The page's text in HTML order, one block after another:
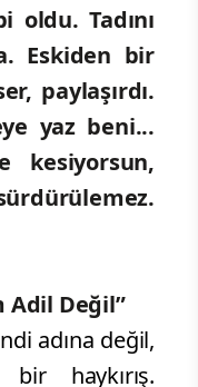
oldu. Tadını
Eskiden bir
paylaşırdı.
yaz beni...
kesiyorsun,
Adil Değil”
adına değil,
haykırış.